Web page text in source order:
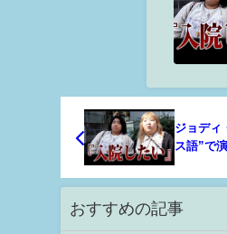
ジョディ
ス語”で
おすすめの記事